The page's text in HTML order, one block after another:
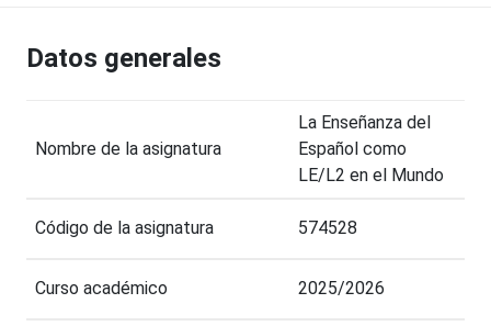
Datos generales
Nombre de la asignatura
La Enseñanza del
Español como
LE/L2 en el Mundo
Código de la asignatura 574528
Curso académico 2025/2026